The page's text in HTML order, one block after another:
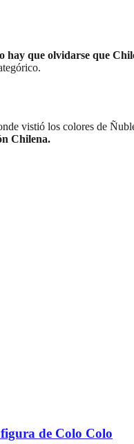
hay que olvidarse que
vistió los colores de
Chilena.
de Colo Colo